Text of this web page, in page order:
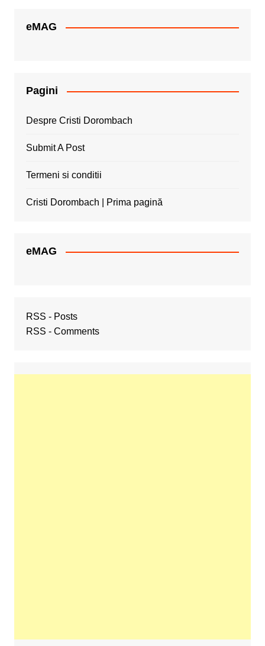
eMAG
Pagini
Despre Cristi Dorombach
Submit A Post
Termeni si conditii
Cristi Dorombach | Prima pagină
eMAG
RSS - Posts
RSS - Comments